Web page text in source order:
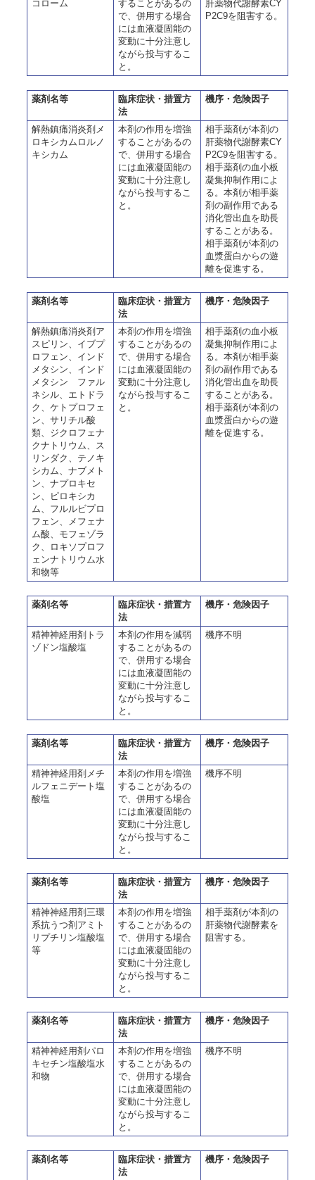
コローム
することがあるの
で、併用する場合
には血液凝固能の
変動に十分注意し
ながら投与するこ
と。
肝薬物代謝酵素CY
P2C9を阻害する。
薬剤名等
臨床症状・措置方
法
機序・危険因子
解熱鎮痛消炎剤メ
ロキシカムロルノ
キシカム
本剤の作用を増強
することがあるの
で、併用する場合
には血液凝固能の
変動に十分注意し
ながら投与するこ
と。
相手薬剤が本剤の
肝薬物代謝酵素CY
P2C9を阻害する。
相手薬剤の血小板
凝集抑制作用によ
る。本剤が相手薬
剤の副作用である
消化管出血を助長
することがある。
相手薬剤が本剤の
血漿蛋白からの遊
離を促進する。
薬剤名等
臨床症状・措置方
法
機序・危険因子
解熱鎮痛消炎剤ア
スピリン、イブプ
ロフェン、インド
メタシン、インド
メタシン ファル
ネシル、エトドラ
ク、ケトプロフェ
ン、サリチル酸
類、ジクロフェナ
クナトリウム、ス
リンダク、テノキ
シカム、ナブメト
ン、ナプロキセ
ン、ピロキシカ
ム、フルルビプロ
フェン、メフェナ
ム酸、モフェゾラ
ク、ロキソプロフ
ェンナトリウム水
和物等
本剤の作用を増強
することがあるの
で、併用する場合
には血液凝固能の
変動に十分注意し
ながら投与するこ
と。
相手薬剤の血小板
凝集抑制作用によ
る。本剤が相手薬
剤の副作用である
消化管出血を助長
することがある。
相手薬剤が本剤の
血漿蛋白からの遊
離を促進する。
薬剤名等
臨床症状・措置方
法
機序・危険因子
精神神経用剤トラ
ゾドン塩酸塩
本剤の作用を減弱
することがあるの
で、併用する場合
には血液凝固能の
変動に十分注意し
ながら投与するこ
と。
機序不明
薬剤名等
臨床症状・措置方
法
機序・危険因子
精神神経用剤メチ
ルフェニデート塩
酸塩
本剤の作用を増強
することがあるの
で、併用する場合
には血液凝固能の
変動に十分注意し
ながら投与するこ
と。
機序不明
薬剤名等
臨床症状・措置方
法
機序・危険因子
精神神経用剤三環
系抗うつ剤アミト
リプチリン塩酸塩
等
本剤の作用を増強
することがあるの
で、併用する場合
には血液凝固能の
変動に十分注意し
ながら投与するこ
と。
相手薬剤が本剤の
肝薬物代謝酵素を
阻害する。
薬剤名等
臨床症状・措置方
法
機序・危険因子
精神神経用剤パロ
キセチン塩酸塩水
和物
本剤の作用を増強
することがあるの
で、併用する場合
には血液凝固能の
変動に十分注意し
ながら投与するこ
と。
機序不明
薬剤名等
臨床症状・措置方
法
機序・危険因子